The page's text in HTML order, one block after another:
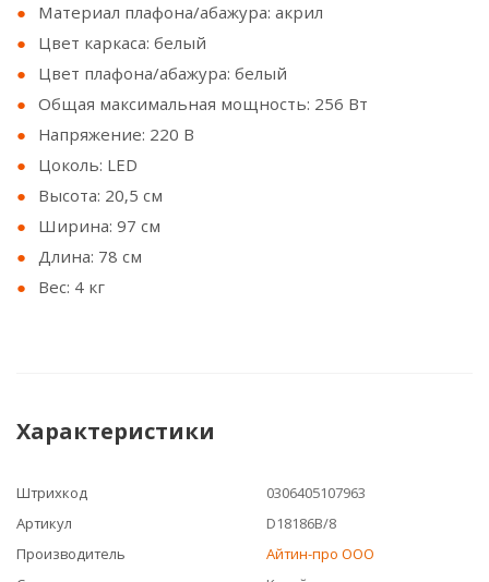
Материал плафона/абажура: акрил
Цвет каркаса: белый
Цвет плафона/абажура: белый
Общая максимальная мощность: 256 Вт
Напряжение: 220 В
Цоколь: LED
Высота: 20,5 см
Ширина: 97 см
Длина: 78 см
Вес: 4 кг
Характеристики
Штрихкод
0306405107963
Артикул
D18186B/8
Производитель
Айтин-про ООО